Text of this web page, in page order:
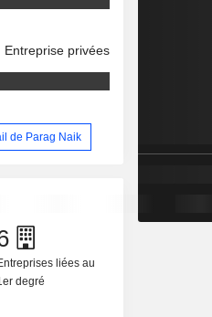
Entreprise privées
de Parag Naik
liées au
degré